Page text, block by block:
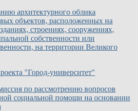
архитектурного облика
объектов, расположенных на
строениях, сооружениях,
собственности или
на территории Великого
"Город-университет"
по рассмотрению вопросов
социальной помощи на основании